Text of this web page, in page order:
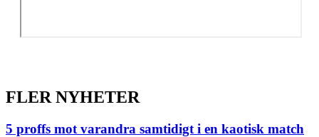
FLER NYHETER
5 proffs mot varandra samtidigt i en kaotisk match